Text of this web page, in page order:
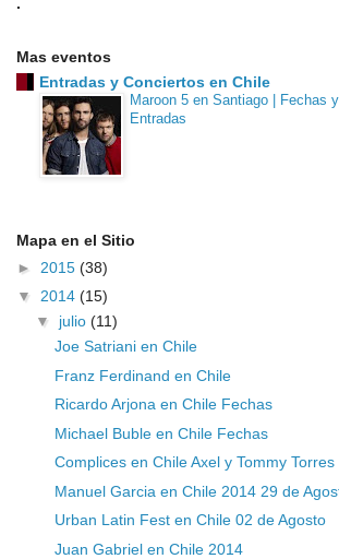
Mas eventos
Entradas y Conciertos en Chile
Maroon 5 en Santiago | Fechas y
Entradas
Mapa en el Sitio
► 2015 (38)
▼ 2014 (15)
▼ julio (11)
Joe Satriani en Chile
Franz Ferdinand en Chile
Ricardo Arjona en Chile Fechas
Michael Buble en Chile Fechas
Complices en Chile Axel y Tommy Torres
Manuel Garcia en Chile 2014 29 de
Urban Latin Fest en Chile 02 de Agosto
Juan Gabriel en Chile 2014